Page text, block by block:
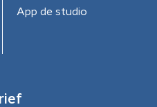
App de studio